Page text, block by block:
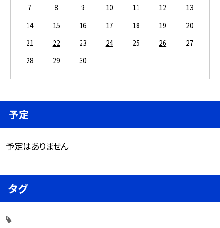
7
8 9 10 11 12
13
14
15 16 17 18 19
20
21
22 23 24 25 26
27
28
29 30
予定
予定はありません
タグ